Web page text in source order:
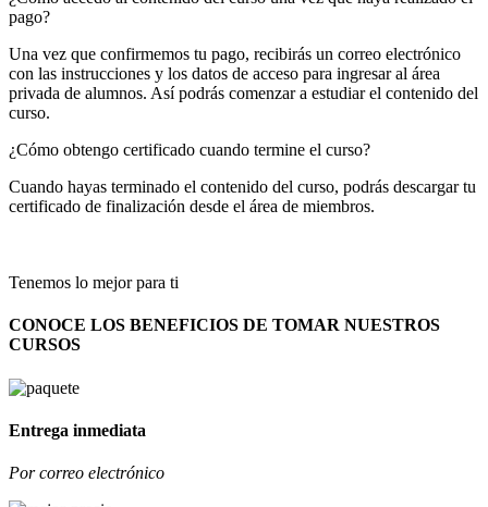
pago?
Una vez que confirmemos tu pago, recibirás un correo electrónico
con las instrucciones y los datos de acceso para ingresar al área
privada de alumnos. Así podrás comenzar a estudiar el contenido del
curso.
¿Cómo obtengo certificado cuando termine el curso?
Cuando hayas terminado el contenido del curso, podrás descargar tu
certificado de finalización desde el área de miembros.
Tenemos lo mejor para ti
CONOCE LOS BENEFICIOS DE TOMAR NUESTROS
CURSOS
Entrega inmediata
Por correo electrónico